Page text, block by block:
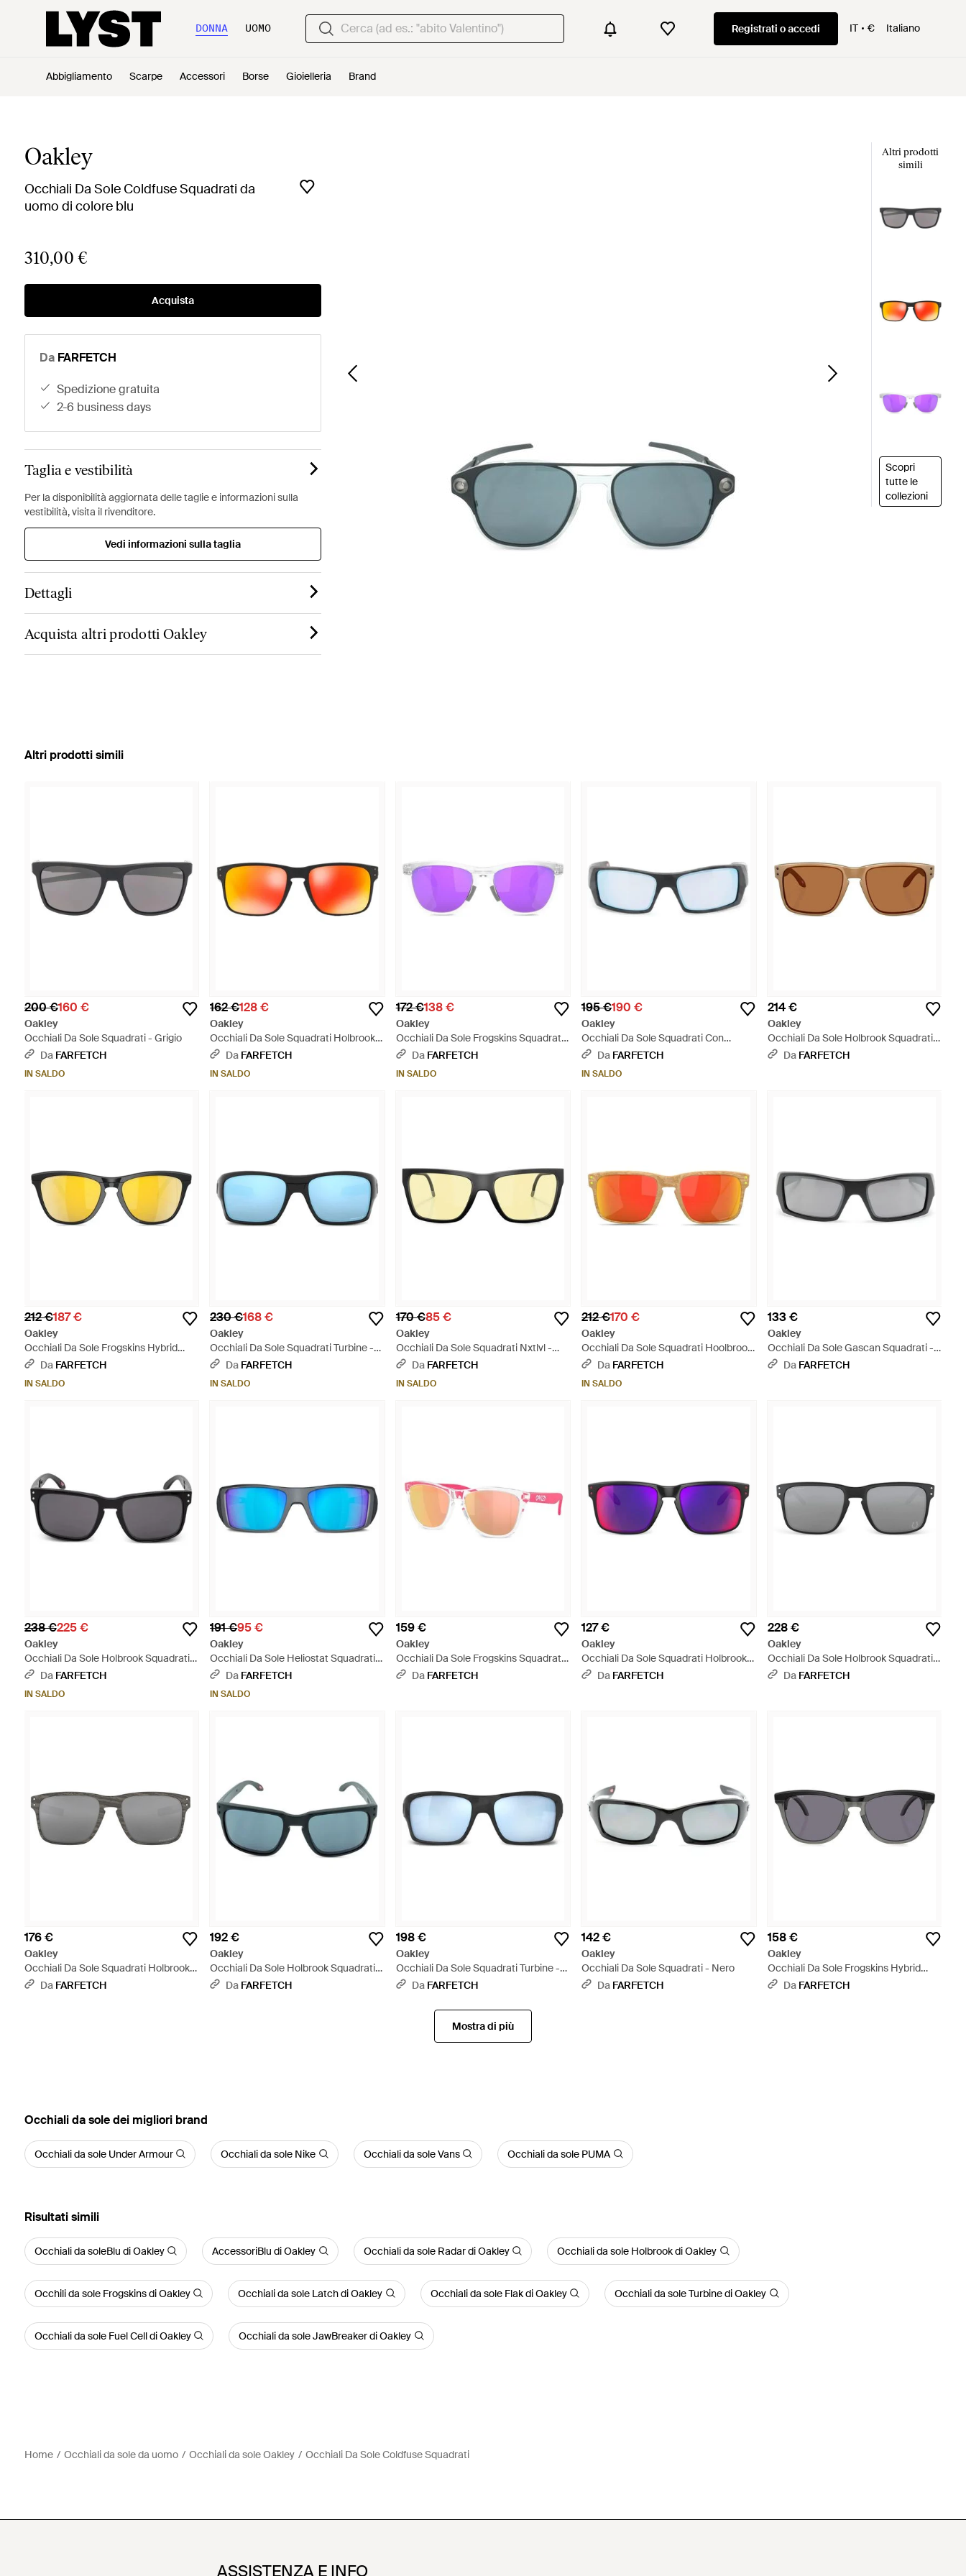
DONNA UOMO Registrati o accedi IT € Italiano
Abbigliamento Scarpe Accessori Borse Gioielleria Brand
Oakley
Occhiali Da Sole Coldfuse Squadrati da
uomo di colore blu
310,00 €
Acquista
Da FARFETCH
spedizione gratuita
2-6 business days
Taglia e vestibilità
Per la disponibilità aggiornata delle taglie e informazioni sulla
vestibilità, visita il rivenditore.
Vedi informazioni sulla taglia
Dettagli
Acquista altri prodotti Oakley
Altri prodotti
simili
Scopri
tutte le
collezioni
Altri prodotti simili
200 €160 €
Oakley
Occhiali Da Sole Squadrati - Grigio
Da FARFETCH
IN SALDO
162 €128 €
Oakley
Occhiali Da Sole Squadrati Holbrook -
Arancione
Da FARFETCH
IN SALDO
172 €138 €
Oakley
Occhiali Da Sole Frogskins Squadrati -
ViolaDa FARFETCH
IN SALDO
195 €190 €
Oakley
Occhiali Da Sole Squadrati Con
Stampa - Bianco
Da FARFETCH
IN SALDO
214 €
Oakley
Occhiali Da Sole Holbrook Squadrati -
Marrone
Da FARFETCH
212 €187 €
Oakley
Occhiali Da Sole Frogskins Hybrid
Squadrati - Giallo
Da FARFETCH
IN SALDO
230 €168 €
Oakley
Occhiali Da Sole Squadrati Turbine -
Blu Da FARFETCH
IN SALDO
170 €85 €
Oakley
Occhiali Da Sole Squadrati Nxtlvl -
Neutro
Da FARFETCH
IN SALDO
212 €170 €
Oakley
Occhiali Da Sole Squadrati Hoolbrook
- Arancione
Da FARFETCH
IN SALDO
133 €
Oakley
Occhiali Da Sole Gascan Squadrati -
Grigio
Da FARFETCH
238 €225 €
Oakley
Occhiali Da Sole Holbrook Squadrati -
NeroDa FARFETCH
IN SALDO
191 €95 €
Oakley
Occhiali Da Sole Heliostat Squadrati -
Blu Da FARFETCH
IN SALDO
159 €
Oakley
Occhiali Da Sole Frogskins Squadrati -
RosaDa FARFETCH
127 €
Oakley
Occhiali Da Sole Squadrati Holbrook -
Blu Da FARFETCH
228 €
Oakley
Occhiali Da Sole Holbrook Squadrati -
Grigio
Da FARFETCH
176 €
Oakley
Occhiali Da Sole Squadrati Holbrook -
Grigio
Da FARFETCH
192 €
Oakley
Occhiali Da Sole Holbrook Squadrati -
Blu Da FARFETCH
198 €
Oakley
Occhiali Da Sole Squadrati Turbine -
Blu Da FARFETCH
142 €
Oakley
Occhiali Da Sole Squadrati - Nero
Da FARFETCH
158 €
Oakley
Occhiali Da Sole Frogskins Hybrid
Squadrati - Grigio
Da FARFETCH
Mostra di più
‪Occhiali da sole‬ dei migliori brand
Occhiali da sole Under Armour Occhiali da sole Nike Occhiali da sole Vans Occhiali da sole PUMA
Risultati simili
Occhiali da soleBlu di Oakley AccessoriBlu di Oakley Occhiali da sole Radar di Oakley Occhiali da sole Holbrook di Oakley
Occhili da sole Frogskins di Oakley Occhiali da sole Latch di Oakley Occhiali da sole Flak di Oakley Occhiali da sole Turbine di Oakley
Occhiali da sole Fuel Cell di Oakley Occhiali da sole JawBreaker di Oakley
Home Occhiali da sole da uomo Occhiali da sole Oakley Occhiali Da Sole Coldfuse Squadrati
ASSISTENZA E INFO